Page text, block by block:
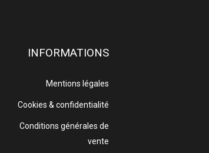
INFORMATIONS
Mentions légales
Cookies & confidentialité
Conditions générales de
vente